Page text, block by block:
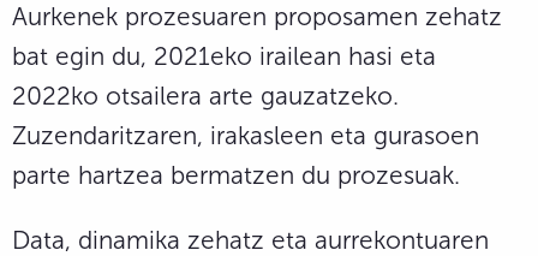
Aurkenek prozesuaren proposamen zehatz
bat egin du, 2021eko irailean hasi eta
2022ko otsailera arte gauzatzeko.
Zuzendaritzaren, irakasleen eta gurasoen
parte hartzea bermatzen du prozesuak.
Data, dinamika zehatz eta aurrekontuaren